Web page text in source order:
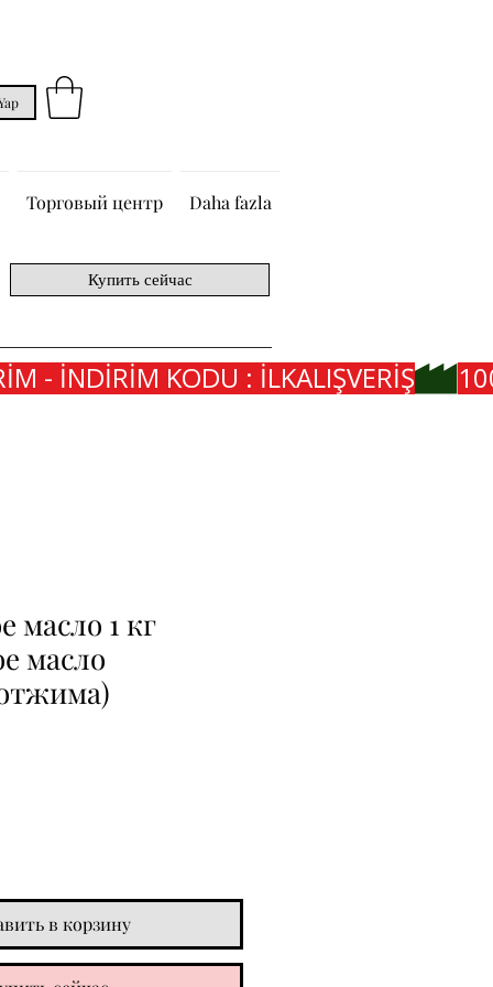
Торговый центр Daha fazla
Купить сейчас
- İNDİRİM KODU : İLKALIŞVERİŞ
масло 1 кг
масло
в корзину